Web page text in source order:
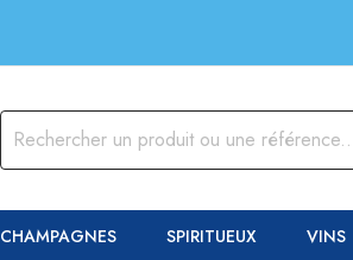
CHAMPAGNES SPIRITUEUX VINS